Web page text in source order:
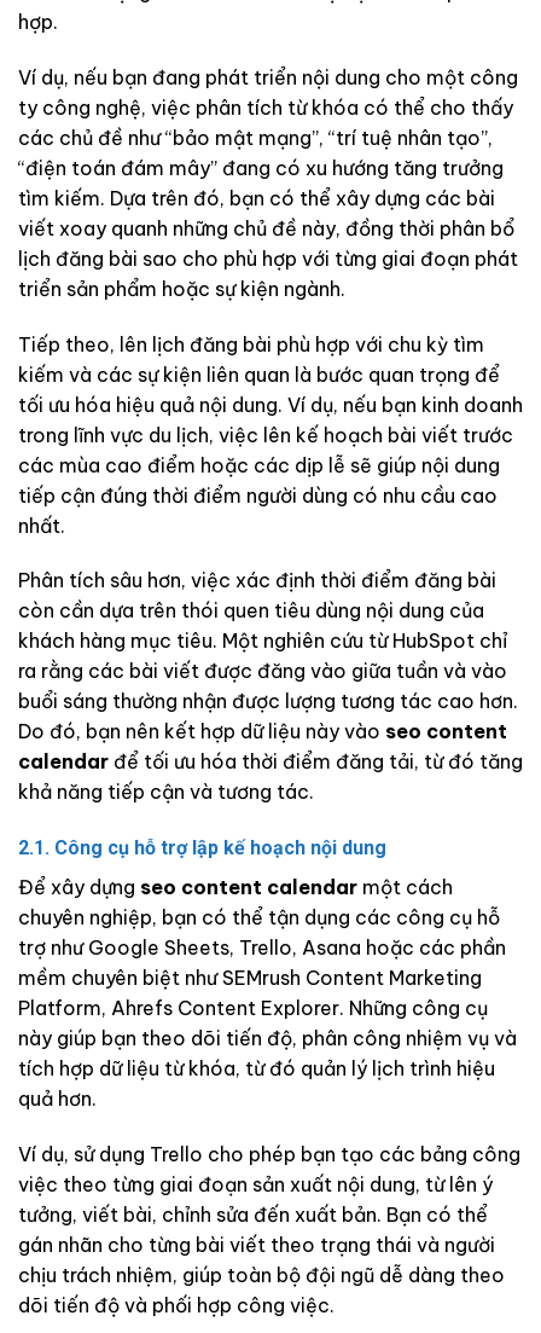
hợp.
Ví dụ, nếu bạn đang phát triển nội dung cho một công
ty công nghệ, việc phân tích từ khóa có thể cho thấy
các chủ đề như “bảo mật mạng”, “trí tuệ nhân tạo”,
“điện toán đám mây” đang có xu hướng tăng trưởng
tìm kiếm. Dựa trên đó, bạn có thể xây dựng các bài
viết xoay quanh những chủ đề này, đồng thời phân bổ
lịch đăng bài sao cho phù hợp với từng giai đoạn phát
triển sản phẩm hoặc sự kiện ngành.
Tiếp theo, lên lịch đăng bài phù hợp với chu kỳ tìm
kiếm và các sự kiện liên quan là bước quan trọng để
tối ưu hóa hiệu quả nội dung. Ví dụ, nếu bạn kinh doanh
trong lĩnh vực du lịch, việc lên kế hoạch bài viết trước
các mùa cao điểm hoặc các dịp lễ sẽ giúp nội dung
tiếp cận đúng thời điểm người dùng có nhu cầu cao
nhất.
Phân tích sâu hơn, việc xác định thời điểm đăng bài
còn cần dựa trên thói quen tiêu dùng nội dung của
khách hàng mục tiêu. Một nghiên cứu từ HubSpot chỉ
ra rằng các bài viết được đăng vào giữa tuần và vào
buổi sáng thường nhận được lượng tương tác cao hơn.
Do đó, bạn nên kết hợp dữ liệu này vào seo content
calendar để tối ưu hóa thời điểm đăng tải, từ đó tăng
khả năng tiếp cận và tương tác.
2.1. Công cụ hỗ trợ lập kế hoạch nội dung
Để xây dựng seo content calendar một cách
chuyên nghiệp, bạn có thể tận dụng các công cụ hỗ
trợ như Google Sheets, Trello, Asana hoặc các phần
mềm chuyên biệt như SEMrush Content Marketing
Platform, Ahrefs Content Explorer. Những công cụ
này giúp bạn theo dõi tiến độ, phân công nhiệm vụ và
tích hợp dữ liệu từ khóa, từ đó quản lý lịch trình hiệu
quả hơn.
Ví dụ, sử dụng Trello cho phép bạn tạo các bảng công
việc theo từng giai đoạn sản xuất nội dung, từ lên ý
tưởng, viết bài, chỉnh sửa đến xuất bản. Bạn có thể
gán nhãn cho từng bài viết theo trạng thái và người
chịu trách nhiệm, giúp toàn bộ đội ngũ dễ dàng theo
dõi tiến độ và phối hợp công việc.